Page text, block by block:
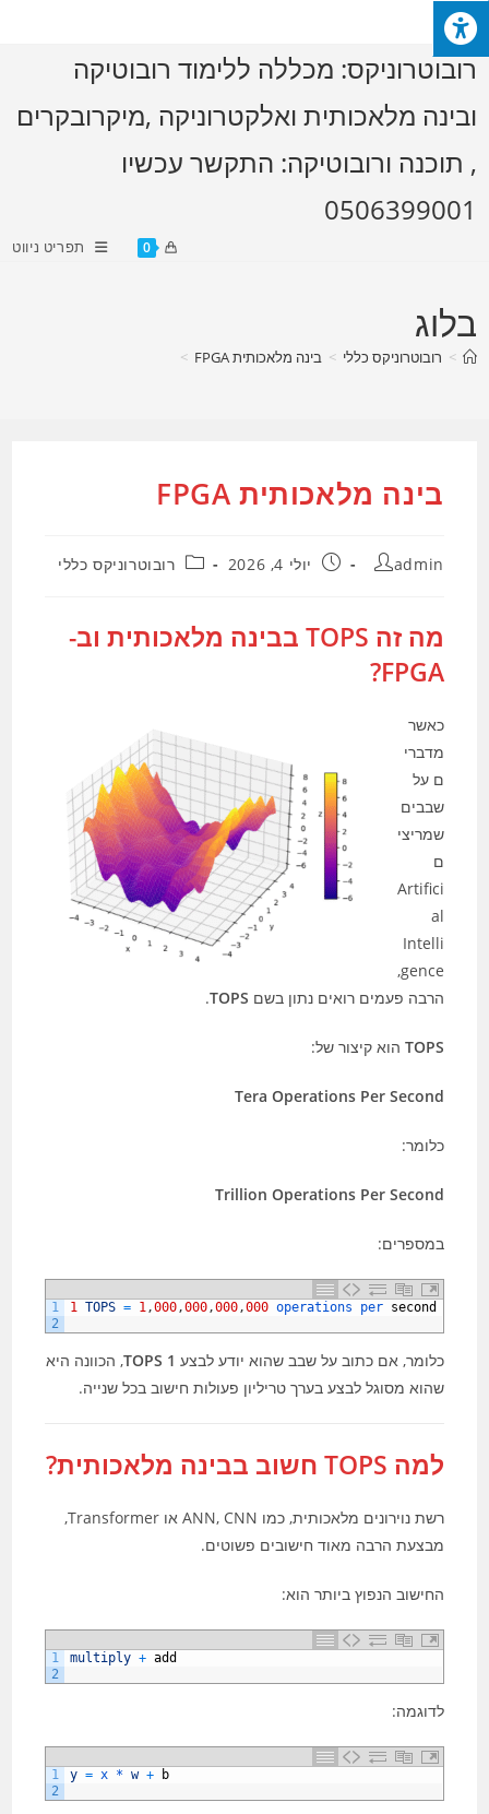
Skip
to
content
רובוטרוניקס: מכללה ללימוד רובוטיקה
ובינה מלאכותית ואלקטרוניקה ,מיקרובקרים
, תוכנה ורובוטיקה: התקשר עכשיו
0506399001
0 תפריט ניווט
בלוג
> רובוטרוניקס כללי > בינה מלאכותית FPGA >
בינה מלאכותית FPGA
מחבר:
admin פורסם:
יולי 4, 2026 קטגוריה:רובוטרוניקס כללי
מה זה TOPS בבינה מלאכותית וב-
FPGA?
כאשר
מדברי
ם על
שבבים
שמריצי
ם
Artifici
al
Intelli
gence,
הרבה פעמים רואים נתון בשם TOPS
.
TOPS הוא קיצור של:
Tera Operations Per Second
כלומר:
Trillion Operations Per Second
במספרים:
1
2
1 TOPS = 1,000,000,000,000 operations per second
כלומר, אם כתוב על שבב שהוא יודע לבצע 1 TOPS
, הכוונה היא
שהוא מסוגל לבצע בערך טריליון פעולות חישוב בכל שנייה.
למה TOPS חשוב בבינה מלאכותית?
רשת נוירונים מלאכותית, כמו ANN, CNN או Transformer,
מבצעת הרבה מאוד חישובים פשוטים.
החישוב הנפוץ ביותר הוא:
1
2
multiply + add
לדוגמה:
1
2
y = x * w + b